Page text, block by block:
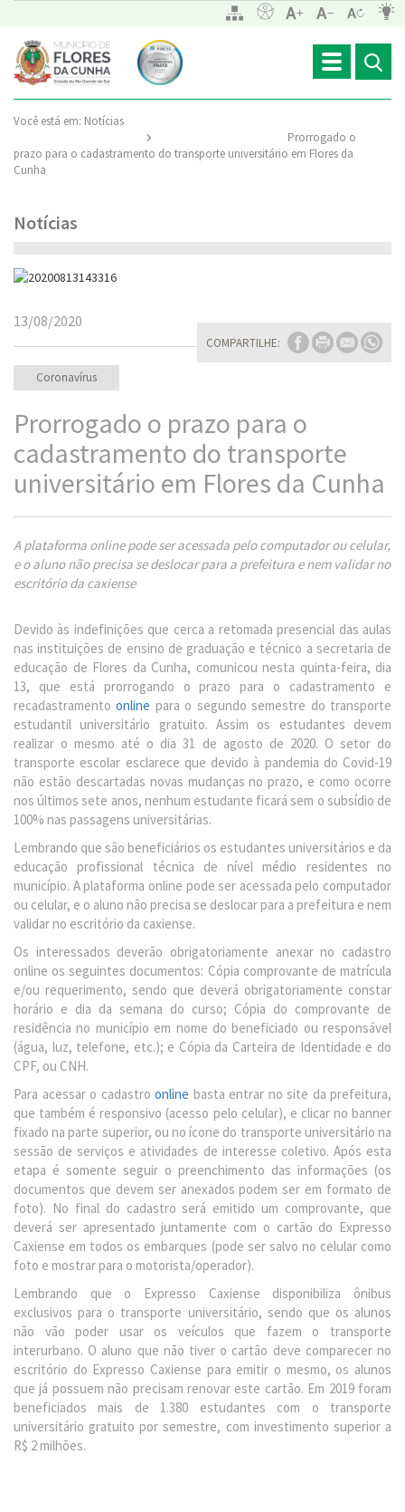
Toggle
navigation
Você está em: Notícias
Prorrogado o
prazo para o cadastramento do transporte universitário em Flores da
Cunha
Notícias
COMPARTILHE:
13/08/2020
Coronavírus
Prorrogado o prazo para o
cadastramento do transporte
universitário em Flores da Cunha
A plataforma online pode ser acessada pelo computador ou celular,
e o aluno não precisa se deslocar para a prefeitura e nem validar no
escritório da caxiense
Devido às indefinições que cerca a retomada presencial das aulas
nas instituições de ensino de graduação e técnico a secretaria de
educação de Flores da Cunha, comunicou nesta quinta-feira, dia
13, que está prorrogando o prazo para o cadastramento e
recadastramentoonline para o segundo semestre do transporte
estudantil universitário gratuito. Assim os estudantes devem
realizar o mesmo até o dia 31 de agosto de 2020. O setor do
transporte escolar esclarece que devido à pandemia do Covid-19
não estão descartadas novas mudanças no prazo, e como ocorre
nos últimos sete anos, nenhum estudante ficará sem o subsídio de
100% nas passagens universitárias.
Lembrando que são beneficiários os estudantes universitários e da
educação profissional técnica de nível médio residentes no
município. A plataforma online pode ser acessada pelo computador
ou celular, e o aluno não precisa se deslocar para a prefeitura e nem
validar no escritório da caxiense.
Os interessados deverão obrigatoriamente anexar no cadastro
online os seguintes documentos: Cópia comprovante de matrícula
e/ou requerimento, sendo que deverá obrigatoriamente constar
horário e dia da semana do curso; Cópia do comprovante de
residência no município em nome do beneficiado ou responsável
(água, luz, telefone, etc.); e Cópia da Carteira de Identidade e do
CPF, ou CNH.
Para acessar o cadastro online basta entrar no site da prefeitura,
que também é responsivo (acesso pelo celular), e clicar no banner
fixado na parte superior, ou no ícone do transporte universitário na
sessão de serviços e atividades de interesse coletivo. Após esta
etapa é somente seguir o preenchimento das informações (os
documentos que devem ser anexados podem ser em formato de
foto). No final do cadastro será emitido um comprovante, que
deverá ser apresentado juntamente com o cartão do Expresso
Caxiense em todos os embarques (pode ser salvo no celular como
foto e mostrar para o motorista/operador).
Lembrando que o Expresso Caxiense disponibiliza ônibus
exclusivos para o transporte universitário, sendo que os alunos
não vão poder usar os veículos que fazem o transporte
interurbano. O aluno que não tiver o cartão deve comparecer no
escritório do Expresso Caxiense para emitir o mesmo, os alunos
que já possuem não precisam renovar este cartão. Em 2019 foram
beneficiados mais de 1.380 estudantes com o transporte
universitário gratuito por semestre, com investimento superior a
R$ 2 milhões.